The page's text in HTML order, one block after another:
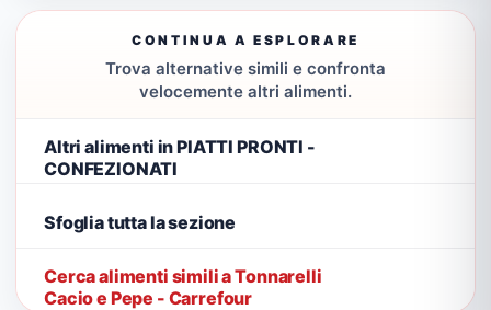
CONTINUA A ESPLORARE
Trova alternative simili e confronta
velocemente altri alimenti.
Altri alimenti in PIATTI PRONTI -
CONFEZIONATI
Sfoglia tutta la sezione
Cerca alimenti simili a Tonnarelli
Cacio e Pepe - Carrefour